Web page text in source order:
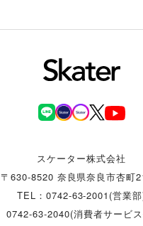
スケーター株式会社
〒630-8520 奈良県奈良市杏町
TEL：0742-63-2001(営業
0742-63-2040(消費者サービ